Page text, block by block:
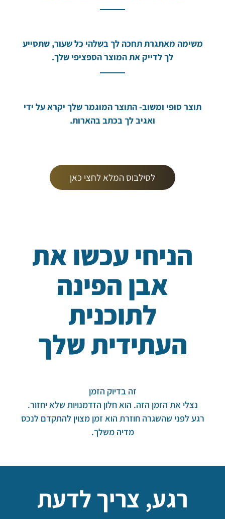
משימה מאתגרת תחכה לך בשלהי כל שעור, שתסייע
לך לדייק את המוצר הספציפי שלך.
תוצר סופי ומשוב- התוצר המוגמר שלך יקרא על ידי
ואגיב לך בכתב בהארות.
לסילבוס המלא לחצי כאן
הניחי עכשו את
אבן הפינה
לתוכנית
העתידית שלך
זה בדיוק הזמן
נצלי את הזמן הזה. הוא חלון הזדמנויות שלא יחזור.
רגע לפני שהשגרה חוזרת הוא זמן מצוין להתקדם לנכס
מדיה משלך.
רגע, צריך לדעת